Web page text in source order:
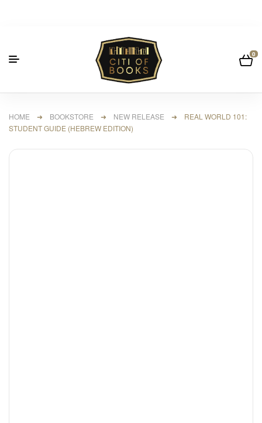
0
HOME ➜ BOOKSTORE ➜ NEW RELEASE ➜ REAL WORLD 101:
STUDENT GUIDE (HEBREW EDITION)